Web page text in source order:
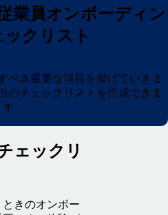
業員オンボーディン
クリスト
べき重要な項目を挙げていきま
のチェックリストを作成できま
す。
ェックリ
きのオンボー